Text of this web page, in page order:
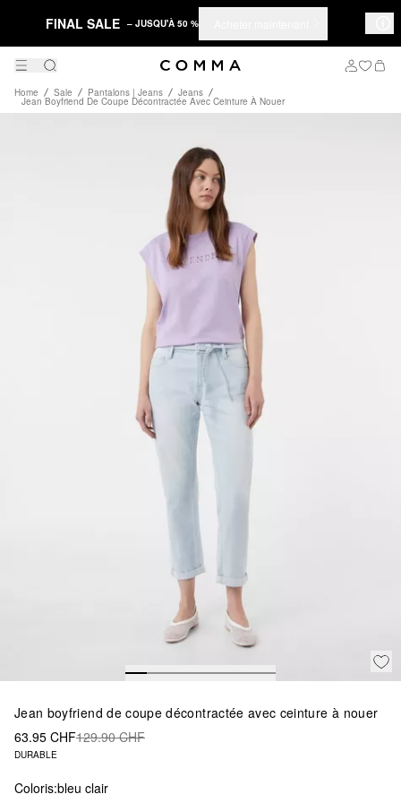
FINAL SALE – JUSQU'À 50 %
Home Sale Pantalons | Jeans Jeans
Jean Boyfriend De Coupe Décontractée Avec Ceinture À Nouer
Jean boyfriend de coupe décontractée avec ceinture à nouer
63.95 CHF129.90 CHF
DURABLE
Coloris:bleu clair